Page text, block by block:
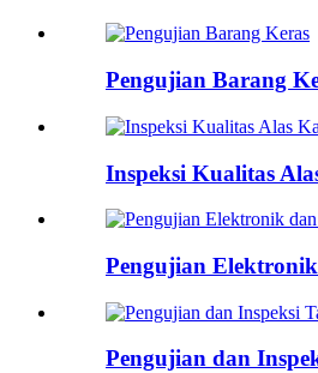
Pengujian Barang
Inspeksi Kualitas
Pengujian
Pengujian dan